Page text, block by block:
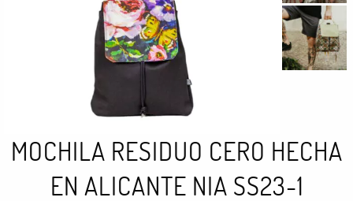
MOCHILA RESIDUO CERO HECHA
EN ALICANTE NIA SS23-1